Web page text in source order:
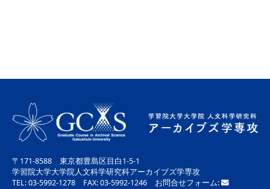
〒171-8588 東京都豊島区目白1-5-1
学習院大学大学院人文科学研究科アーカイブズ学専攻
TEL: 03-5992-1278 FAX: 03-5992-1246 お問合せフォーム: